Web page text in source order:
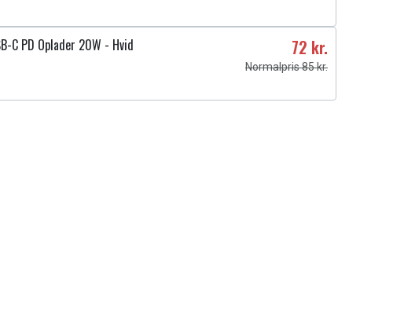
C PD Oplader 20W - Hvid 72 kr.
Normalpris 85 kr.